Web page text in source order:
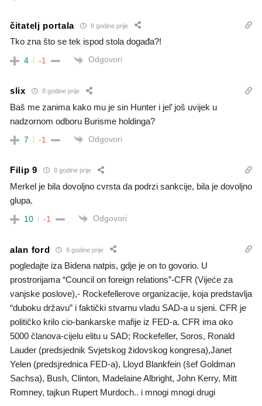
čitatelj portala 8 godine prije
Tko zna što se tek ispod stola događa?!
4 -1 Odgovori
slix 8 godine prije
Baš me zanima kako mu je sin Hunter i jel’ još uvijek u
nadzornom odboru Burisme holdinga?
7 -1 Odgovori
Filip 9 8 godine prije
Merkel je bila dovoljno cvrsta da podrzi sankcije, bila je dovoljno
glupa.
10 -1 Odgovori
alan ford 8 godine prije
pogledajte iza Bidena natpis, gdje je on to govorio. U
prostrorijama “Council on foreign relations”-CFR (Vijeće za
vanjske poslove),- Rockefellerove organizacije, koja predstavlja
“duboku državu” i faktički stvarnu vladu SAD-a u sjeni. CFR je
političko krilo cio-bankarske mafije iz FED-a. CFR ima oko
5000 članova-cijelu elitu u SAD; Rockefeller, Soros, Ronald
Lauder (predsjednik Svjetskog židovskog kongresa),Janet
Yelen (predsjrednica FED-a), Lloyd Blankfein (šef Goldman
Sachsa), Bush, Clinton, Madelaine Albright, John Kerry, Mitt
Romney, tajkun Rupert Murdoch.. i mnogi mnogi drugi